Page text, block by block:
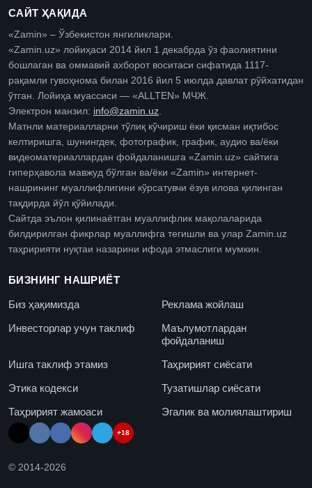
САЙТ ҲАҚИДА
«Zamin» – Ўзбекистон янгиликлари.
«Zamin.uz» лойиҳаси 2014 йил 1 декабрда ўз фаолиятини
бошлаган ва оммавий ахборот воситаси сифатида 1117-
рақамли гувоҳнома билан 2016 йил 5 июлда давлат рўйхатидан
ўтган. Лойиҳа муассиси — «ALLTEN» МЧЖ.
Электрон манзил: info@zamin.uz
Матнли материалларни тўлиқ кўчириш ёки қисман иқтибос
келтиришга, шунингдек, фотографик, график, аудио ва/ёки
видеоматериаллардан фойдаланишга «Zamin.uz» сайтига
гиперҳавола мавжуд бўлган ва/ёки «Zamin» интернет-
нашрининг муаллифлигини кўрсатувчи ёзув илова қилинган
тақдирда йўл қўйилади.
Сайтда эълон қилинаётган муаллифлик мақолаларида
билдирилган фикрлар муаллифга тегишли ва улар Zamin.uz
таҳририяти нуқтаи назарини ифода этмаслиги мумкин.
БИЗНИНГ НАШРИЁТ
Биз ҳақимизда
Реклама жойлаш
Инвесторлар учун таклиф
Маълумотлардан
фойдаланиш
Ишга таклиф этамиз
Таҳририят сиёсати
Этика кодекси
Тузатишлар сиёсати
Таҳририят жамоаси
Эгалик ва молиялаштириш
+18
© 2014-2026